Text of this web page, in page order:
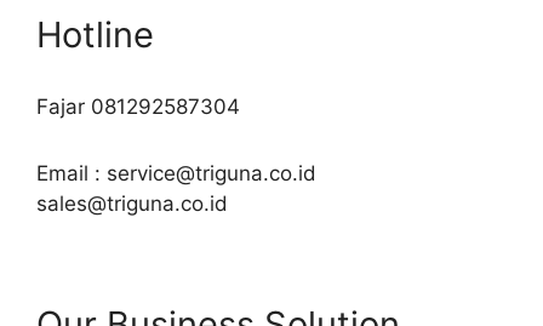
Hotline
Fajar 081292587304
Email : service@triguna.co.id
sales@triguna.co.id